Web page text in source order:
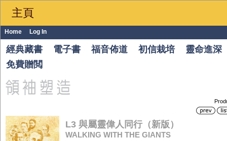
主頁
Home Log In
經典藏書 電子書 福音佈道 初信栽培
靈命進深
免費贈閲
L3 與屬靈偉人同行（新版）
WALKING WITH THE GIANTS